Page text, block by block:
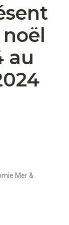
au
Mer &